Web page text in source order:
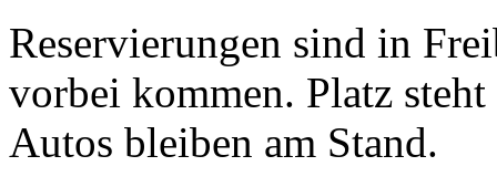
Reservierungen sind in
vorbei kommen. Platz
Autos bleiben am Stand.